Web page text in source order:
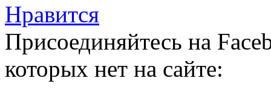
Нравится
Присоединяйтесь на
которых нет на сайте: